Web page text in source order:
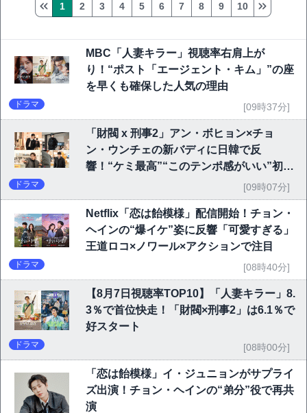
1 2 3 4 5 6 7 8 9 10
MBC「人妻キラー」視聴率右肩上が
り！“ポスト「エージェント・キム」”の座
を早くも確保した人気の理由
ドラマ [09時37分]
「財閥 x 刑事2」アン・ボヒョン×チョ
ン・ウンチェの新バディに日韓で反
響！“ケミ最高”“このテンポ感がいい”初回
ドラマ [09時07分]
Netflix「恋は飴模様」配信開始！チョン・
ヘインの“爆イケ”姿に反響「可愛すぎる」
王道ロコ×ノワール×アクションで注目
ドラマ [08時40分]
【8月7日視聴率TOP10】「人妻キラー」8.
3％で首位快走！「財閥×刑事2」は6.1％で
好スタート
ドラマ [08時00分]
「恋は飴模様」イ・ジュニョンがサプライ
ズ出演！チョン・ヘインの“弟分”役で再共
演